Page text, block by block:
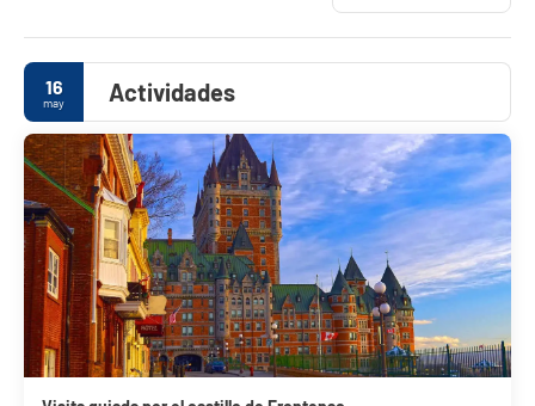
como conexión a Internet wifi gratis y una zona de pícnic, ¡no te
faltará de nada!
Te sentirás como en tu propia casa en cualquiera de las 11
habitaciones con aire acondicionado, frigorífico y Smart TV. La
conexión wifi gratis te mantendrá en contacto con los tuyos.
Además, podrás disfrutar de canales digitales. El cuarto de baño
está provisto de bañera o ducha, cabezal de ducha tipo lluvia y
secadores de pelo. Entre las comodidades, se incluyen hervidor
eléctrico, además de un servicio de limpieza disponible a petición
y la posibilidad de solicitar tabla de planchar con plancha.
La recepción tiene un horario limitado.
16
may Actividades